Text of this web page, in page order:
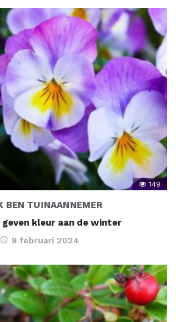
149
BEN TUINAANNEMER
kleur aan de winter
8 februari 2024